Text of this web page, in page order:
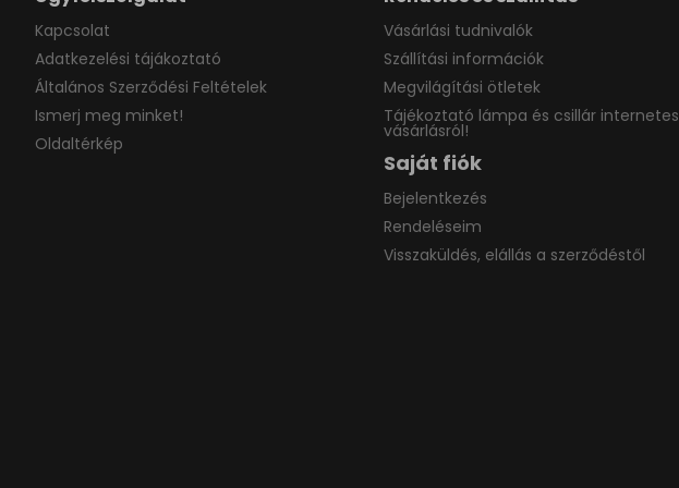
Kapcsolat
Adatkezelési tájákoztató
Általános Szerződési Feltételek
Ismerj meg minket!
Oldaltérkép
Vásárlási tudnivalók
Szállítási információk
Megvilágítási ötletek
Tájékoztató lámpa és csillár internetes
vásárlásról!
Saját fiók
Bejelentkezés
Rendeléseim
Visszaküldés, elállás a szerződéstől